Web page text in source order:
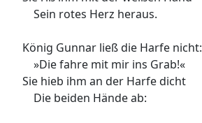
Sein rotes Herz heraus.
König Gunnar ließ die Harfe nicht:
»Die fahre mit mir ins Grab!«
Sie hieb ihm an der Harfe dicht
Die beiden Hände ab: